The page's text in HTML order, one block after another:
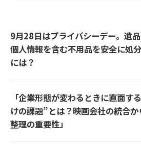
9月28日はプライバシーデー。遺
個人情報を含む不用品を安全に処
には？
「企業形態が変わるときに直面す
けの課題”とは？映画会社の統合
整理の重要性」